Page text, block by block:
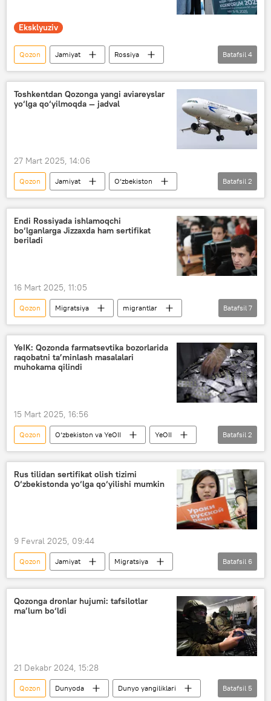
Eksklyuziv
Qozon Jamiyat
Rossiya
Tatariston
O‘zbekiston
forum
Rossiya — Islom olami: KazanForum
Batafsil 4
Toshkentdan Qozonga yangi aviareyslar
yo‘lga qo‘yilmoqda — jadval
27 Mart 2025, 14:06
Qozon Jamiyat
O‘zbekiston
aviaparvozlar
Toshkent
Batafsil 2
Endi Rossiyada ishlamoqchi
bo‘lganlarga Jizzaxda ham sertifikat
beriladi
16 Mart 2025, 11:05
Qozon Migratsiya
migrantlar
O‘zbekiston
Rossiya
Qozon federal universiteti filiali
Jizzax
imtihon
sertifikat
Batafsil 7
YeIK: Qozonda farmatsevtika bozorlarida
raqobatni ta’minlash masalalari
muhokama qilindi
15 Mart 2025, 16:56
Qozon O‘zbekiston va YeOII
YeOII
YeIK
dori
Batafsil 2
Rus tilidan sertifikat olish tizimi
O‘zbekistonda yo‘lga qo‘yilishi mumkin
9 Fevral 2025, 09:44
Qozon Jamiyat
Migratsiya
migrantlar
patent
sertifikat
rus tili
Migratsiya agentligi
hamkorlik
Batafsil 6
Qozonga dronlar hujumi: tafsilotlar
ma’lum bo‘ldi
21 Dekabr 2024, 15:28
Qozon Dunyoda
Dunyo yangiliklari
Batafsil 5